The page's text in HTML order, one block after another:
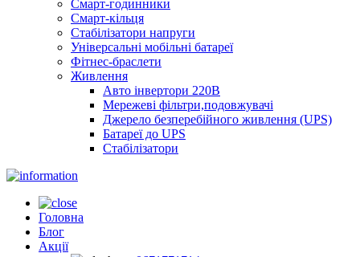
Смарт-годинники
Смарт-кільця
Стабілізатори напруги
Універсальні мобільні батареї
Фітнес-браслети
Живлення
Авто інвертори 220В
Мережеві фільтри,подовжувачі
Джерело безперебійного живлення (UPS)
Батареї до UPS
Стабілізатори
Головна
Блог
Акції